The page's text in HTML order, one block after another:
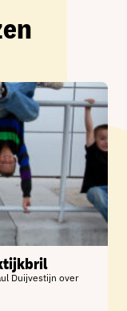
Duijvestijn over